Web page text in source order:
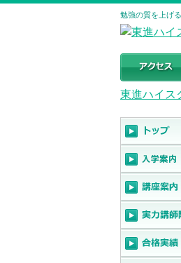
勉強の質を上げ
東進ハイス